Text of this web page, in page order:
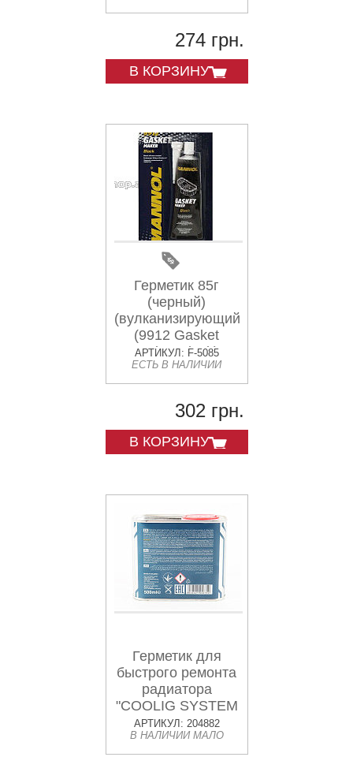
274 грн.
В КОРЗИНУ
Герметик 85г
(черный)
(вулканизирующийся)
(9912 Gasket
Maker Black)
MANNOL VDKI
АРТИКУЛ: F-5085
ЕСТЬ В НАЛИЧИИ
302 грн.
В КОРЗИНУ
Герметик для
быстрого ремонта
радиатора
"COOLIG SYSTEM
QUICK REPAIR",
500ml
АРТИКУЛ: 204882
В НАЛИЧИИ МАЛО